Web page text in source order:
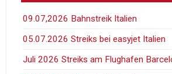
09.07,2026 Bahnstreik Italien
05.07.2026 Streiks bei easyjet Italien
Juli 2026 Streiks am Flughafen